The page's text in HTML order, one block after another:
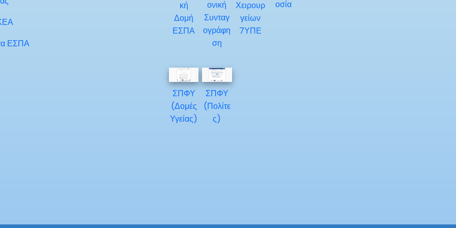
ΕΣΠΑ
κή
Δομή
ΕΣΠΑ
ονική
Συνταγ
ογράφη
ση
Χειρουρ
γείων
7ΥΠΕ
οσία
ΣΠΦΥ
(Δομές
Υγείας)
ΣΠΦΥ
(Πολίτε
ς)